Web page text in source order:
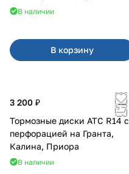
В наличии
В корзину
3 200 ₽
Тормозные диски АТС R14 с
перфорацией на Гранта,
Калина, Приора
В наличии